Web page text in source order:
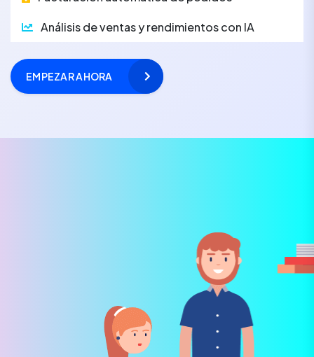
Análisis de ventas y rendimientos con IA
EMPEZAR AHORA